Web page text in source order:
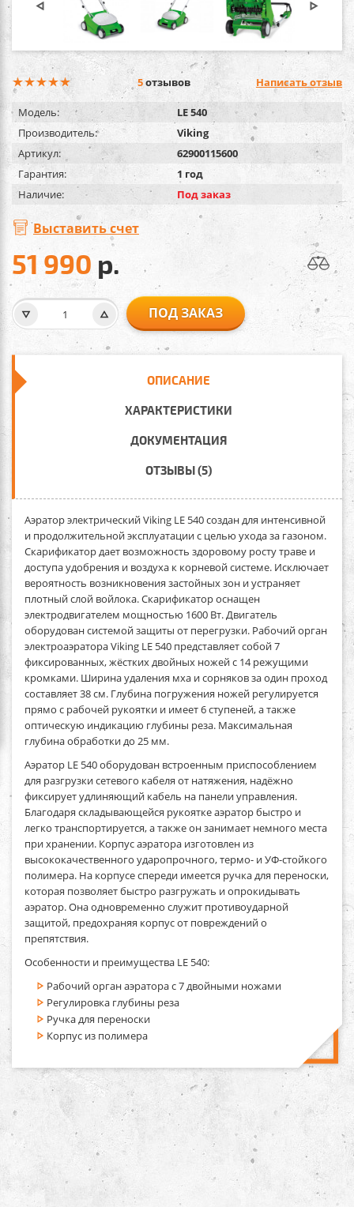
5отзывов Написать отзыв
Модель:
LE 540
Производитель:
Viking
Артикул:
62900115600
Гарантия:
1 год
Наличие:
Под заказ
Выставить счет
51 990 р.
ПОД ЗАКАЗ
ОПИСАНИЕ
ХАРАКТЕРИСТИКИ
ДОКУМЕНТАЦИЯ
ОТЗЫВЫ (5)
Аэратор электрический Viking LE 540создан для интенсивной
и продолжительной эксплуатации с целью ухода за газоном.
Скарификатор дает возможность здоровому росту траве и
доступа удобрения и воздуха к корневой системе. Исключает
вероятность возникновения застойных зон и устраняет
плотный слой войлока. Скарификатор оснащен
электродвигателем мощностью 1600 Вт. Двигатель
оборудован системой защиты от перегрузки. Рабочий орган
электроаэратора Viking LE 540 представляет собой 7
фиксированных, жёстких двойных ножей с 14 режущими
кромками. Ширина удаления мха и сорняков за один проход
составляет 38 см. Глубина погружения ножей регулируется
прямо с рабочей рукоятки и имеет 6 ступеней, а также
оптическую индикацию глубины реза. Максимальная
глубина обработки до 25 мм.
Аэратор LE 540оборудован встроенным приспособлением
для разгрузки сетевого кабеля от натяжения, надёжно
фиксирует удлиняющий кабель на панели управления.
Благодаря складывающейся рукоятке аэратор быстро и
легко транспортируется, а также он занимает немного места
при хранении. Корпус аэратора изготовлен из
высококачественного ударопрочного, термо- и УФ-стойкого
полимера. На корпусе спереди имеется ручка для переноски,
которая позволяет быстро разгружать и опрокидывать
аэратор. Она одновременно служит противоударной
защитой, предохраняя корпус от повреждений о
препятствия.
Особенности и преимущества LE 540:
Рабочий орган аэратора с 7 двойными ножами
Регулировка глубины реза
Ручка для переноски
Корпус из полимера